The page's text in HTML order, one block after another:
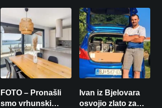
Končar je
prvakinja Hrvatske
u stolnom tenisu!
FOTO – Pronašli
smo vrhunski
Ivan iz Bjelovara
osvojio zlato za